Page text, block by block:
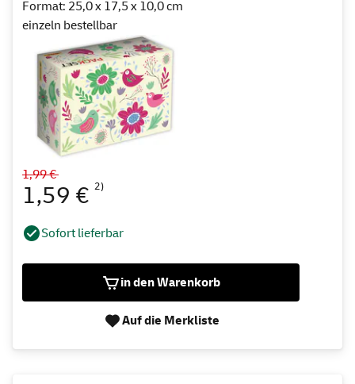
Format: 25,0 x 17,5 x 10,0 cm
einzeln bestellbar
1,99 €
1,59 € 2)
Sofort lieferbar
in den Warenkorb
Auf die Merkliste